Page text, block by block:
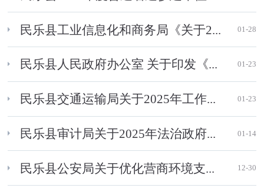
民乐县工业信息化和商务局《关于2... 01-28
民乐县人民政府办公室 关于印发《... 01-23
民乐县交通运输局关于2025年工作... 01-23
民乐县审计局关于2025年法治政府... 01-14
民乐县公安局关于优化营商环境支... 12-30